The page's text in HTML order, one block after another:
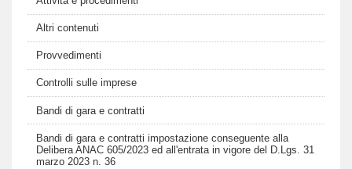
Altri contenuti
Provvedimenti
Controlli sulle imprese
Bandi di gara e contratti
Bandi di gara e contratti impostazione conseguente alla
Delibera ANAC 605/2023 ed all'entrata in vigore del D.Lgs. 31
marzo 2023 n. 36